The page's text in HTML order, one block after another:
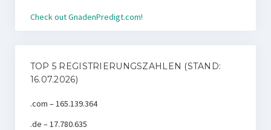
Check out GnadenPredigt.com!
TOP 5 REGISTRIERUNGSZAHLEN (STAND:
16.07.2026)
.com – 165.139.364
.de – 17.780.635